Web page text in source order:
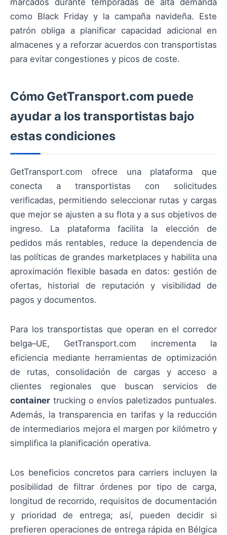
como Black Friday y la campaña navideña. Este
patrón obliga a planificar capacidad adicional en
almacenes y a reforzar acuerdos con transportistas
para evitar congestiones y picos de coste.
Cómo GetTransport.com puede
ayudar a los transportistas bajo
estas condiciones
GetTransport.com ofrece una plataforma que
conecta a transportistas con solicitudes
verificadas, permitiendo seleccionar rutas y cargas
que mejor se ajusten a su flota y a sus objetivos de
ingreso. La plataforma facilita la elección de
pedidos más rentables, reduce la dependencia de
las políticas de grandes marketplaces y habilita una
aproximación flexible basada en datos: gestión de
ofertas, historial de reputación y visibilidad de
pagos y documentos.
Para los transportistas que operan en el corredor
belga–UE, GetTransport.com incrementa la
eficiencia mediante herramientas de optimización
de rutas, consolidación de cargas y acceso a
clientes regionales que buscan servicios de
container trucking o envíos paletizados puntuales.
Además, la transparencia en tarifas y la reducción
de intermediarios mejora el margen por kilómetro y
simplifica la planificación operativa.
Los beneficios concretos para carriers incluyen la
posibilidad de filtrar órdenes por tipo de carga,
longitud de recorrido, requisitos de documentación
y prioridad de entrega; así, pueden decidir si
prefieren operaciones de entrega rápida en Bélgica